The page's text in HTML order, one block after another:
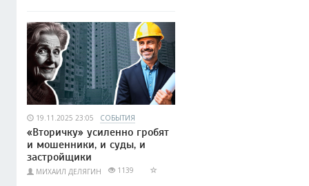
19.11.2025 23:05 СОБЫТИЯ
«Вторичку» усиленно гробят
и мошенники, и суды, и
застройщики
МИХАИЛ ДЕЛЯГИН 1139